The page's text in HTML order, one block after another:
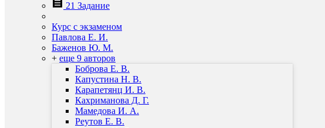
21 Задание
Курс с экзаменом
Павлова Е. И.
Баженов Ю. М.
+ еще 9 авторов
Боброва Е. В.
Капустина Н. В.
Карапетянц И. В.
Кахриманова Д. Г.
Мамедова И. А.
Реутов Е. В.